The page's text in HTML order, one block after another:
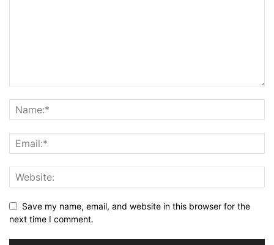
Save my name, email, and website in this browser for the
next time I comment.